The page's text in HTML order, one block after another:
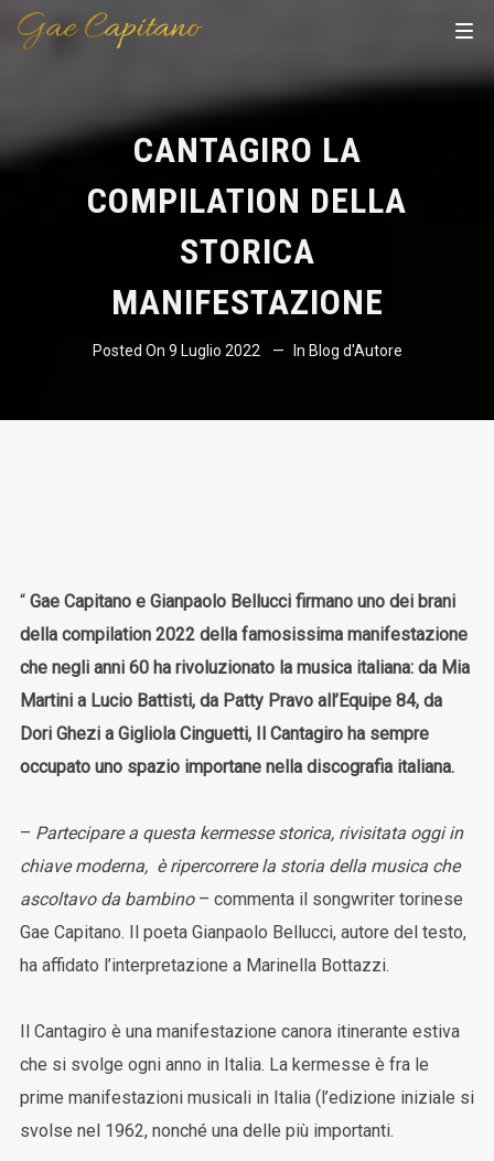
CANTAGIRO LA
COMPILATION DELLA
STORICA
MANIFESTAZIONE
Posted On 9 Luglio 2022 In Blog d'Autore
“Gae Capitano e Gianpaolo Bellucci firmano uno dei brani
della compilation 2022 della famosissima manifestazione
che negli anni 60 ha rivoluzionato la musica italiana: da Mia
Martini a Lucio Battisti, da Patty Pravo all’Equipe 84, da
Dori Ghezi a Gigliola Cinguetti, Il Cantagiro ha sempre
occupato uno spazio importane nella discografia italiana.
– Partecipare a questa kermesse storica, rivisitata oggi in
chiave moderna, è ripercorrere la storia della musica che
ascoltavo da bambino – commenta il songwriter torinese
Gae Capitano. Il poeta Gianpaolo Bellucci, autore del testo,
ha affidato l’interpretazione a Marinella Bottazzi.
Il Cantagiro è una manifestazione canora itinerante estiva
che si svolge ogni anno in Italia. La kermesse è fra le
prime manifestazioni musicali in Italia (l’edizione iniziale si
svolse nel 1962, nonché una delle più importanti.